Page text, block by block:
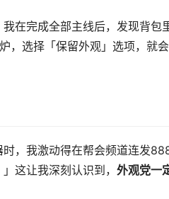
在完成全部主线后，发现背
，选择「保留外观」选项，就
，我激动得在帮会频道连发
这让我深刻认识到， 外观党一